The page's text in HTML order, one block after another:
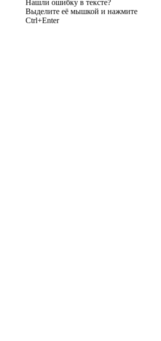
Нашли ошибку в тексте?
Выделите её мышкой и нажмите
Ctrl+Enter